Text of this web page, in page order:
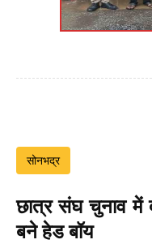
सोनभद्र
छात्र संघ चुनाव में
बने हेड बॉय